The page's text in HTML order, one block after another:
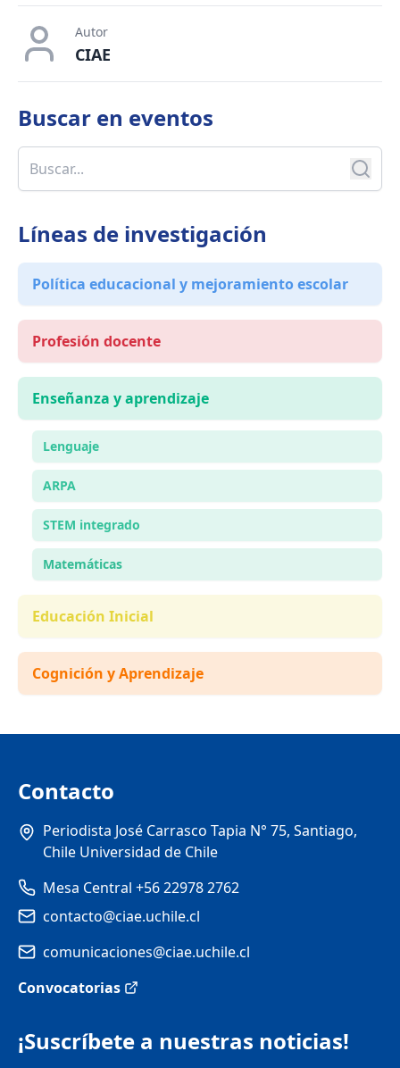
Autor
CIAE
Buscar en eventos
Líneas de investigación
Política educacional y mejoramiento escolar
Profesión docente
Enseñanza y aprendizaje
Lenguaje
ARPA
STEM integrado
Matemáticas
Educación Inicial
Cognición y Aprendizaje
Contacto
Periodista José Carrasco Tapia N° 75, Santiago,
Chile Universidad de Chile
Mesa Central +56 22978 2762
contacto@ciae.uchile.cl
comunicaciones@ciae.uchile.cl
Convocatorias
¡Suscríbete a nuestras noticias!